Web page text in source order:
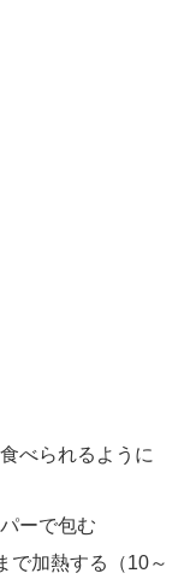
べられるように
ーで包む
で加熱する（10～